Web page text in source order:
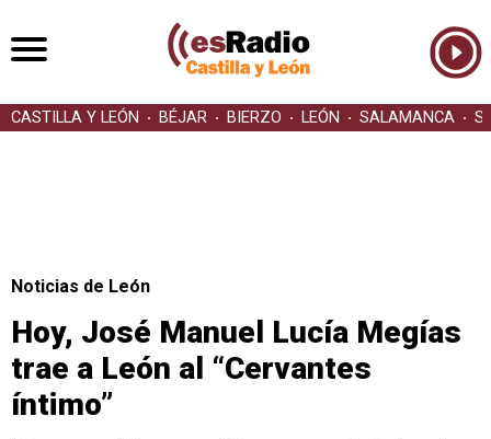
CASTILLA Y LEÓN BÉJAR BIERZO LEÓN SALAMANCA
Noticias de León
Hoy, José Manuel Lucía Megías
trae a León al “Cervantes
íntimo”